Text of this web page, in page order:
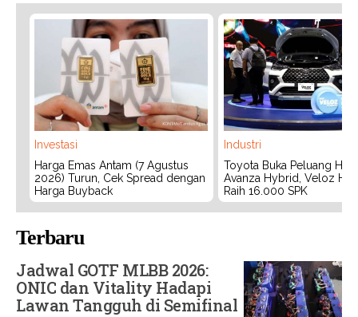
Investasi
Harga Emas Antam (7 Agustus
2026) Turun, Cek Spread dengan
Harga Buyback
Industri
Toyota Buka Peluang
Avanza Hybrid, Veloz
Raih 16.000 SPK
Terbaru
Jadwal GOTF MLBB 2026:
ONIC dan Vitality Hadapi
Lawan Tangguh di Semifinal